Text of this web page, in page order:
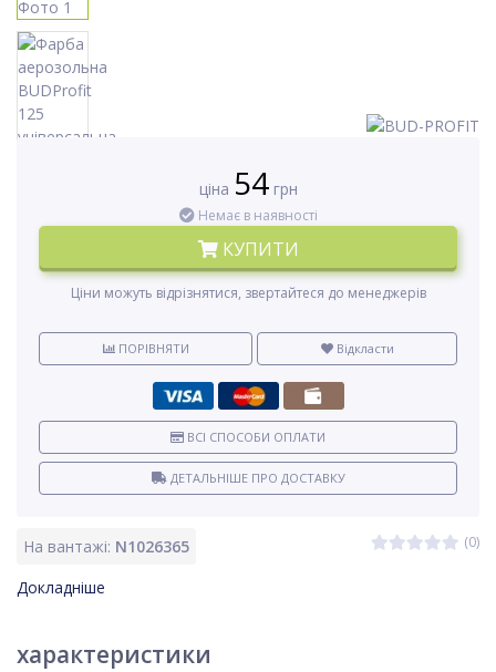
На вантажі: N1026365 (0)
Докладніше
ціна 54грн
Немає в наявності
КУПИТИ
Ціни можуть відрізнятися, звертайтеся до менеджерів
ПОРІВНЯТИ Відкласти
ВСІ СПОСОБИ ОПЛАТИ
ДЕТАЛЬНІШЕ ПРО ДОСТАВКУ
характеристики